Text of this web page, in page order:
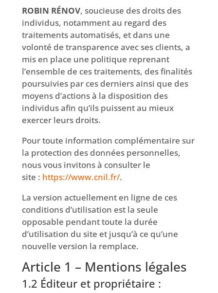
ROBIN RÉNOV, soucieuse des droits des
individus, notamment au regard des
traitements automatisés, et dans une
volonté de transparence avec ses clients, a
mis en place une politique reprenant
l’ensemble de ces traitements, des finalités
poursuivies par ces derniers ainsi que des
moyens d’actions à la disposition des
individus afin qu’ils puissent au mieux
exercer leurs droits.
Pour toute information complémentaire sur
la protection des données personnelles,
nous vous invitons à consulter le
site : https://www.cnil.fr/.
La version actuellement en ligne de ces
conditions d’utilisation est la seule
opposable pendant toute la durée
d’utilisation du site et jusqu’à ce qu’une
nouvelle version la remplace.
Article 1 – Mentions légales
1.2 Éditeur et propriétaire :